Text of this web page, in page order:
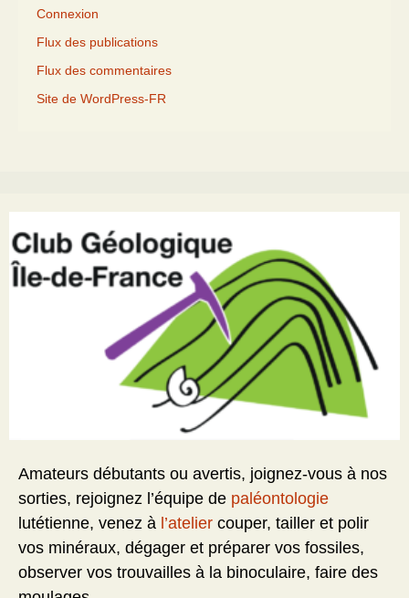
Connexion
Flux des publications
Flux des commentaires
Site de WordPress-FR
Amateurs débutants ou avertis, joignez-vous à nos
sorties, rejoignez l’équipe de paléontologie
lutétienne, venez à l’atelier couper, tailler et polir
vos minéraux, dégager et préparer vos fossiles,
observer vos trouvailles à la binoculaire, faire des